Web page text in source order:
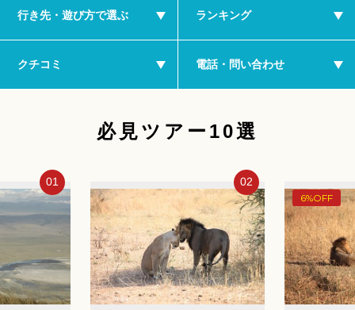
行き先・遊び方で選ぶ ランキング
クチコミ 電話・問い合わせ
必見ツアー10選
01 02
6%OFF